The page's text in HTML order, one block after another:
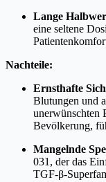
Lange
eine seltene
Nachteile:
Ernsthafte
Blutungen und
unerwünschten
Bevölkerung,
Mangelnde
031, der das
TGF-β-